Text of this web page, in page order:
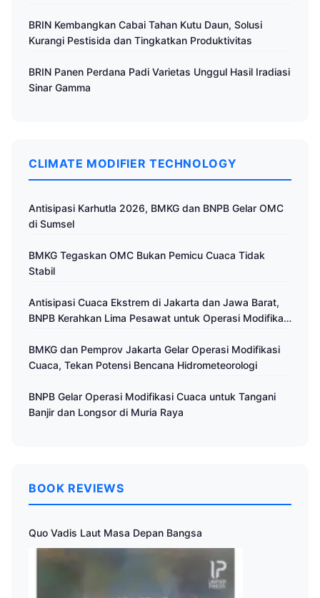
BRIN Kembangkan Cabai Tahan Kutu Daun, Solusi
Kurangi Pestisida dan Tingkatkan Produktivitas
BRIN Panen Perdana Padi Varietas Unggul Hasil Iradiasi
Sinar Gamma
CLIMATE MODIFIER TECHNOLOGY
Antisipasi Karhutla 2026, BMKG dan BNPB Gelar OMC
di Sumsel
BMKG Tegaskan OMC Bukan Pemicu Cuaca Tidak
Stabil
Antisipasi Cuaca Ekstrem di Jakarta dan Jawa Barat,
BNPB Kerahkan Lima Pesawat untuk Operasi Modifikasi
BMKG dan Pemprov Jakarta Gelar Operasi Modifikasi
Cuaca, Tekan Potensi Bencana Hidrometeorologi
BNPB Gelar Operasi Modifikasi Cuaca untuk Tangani
Banjir dan Longsor di Muria Raya
BOOK REVIEWS
Quo Vadis Laut Masa Depan Bangsa